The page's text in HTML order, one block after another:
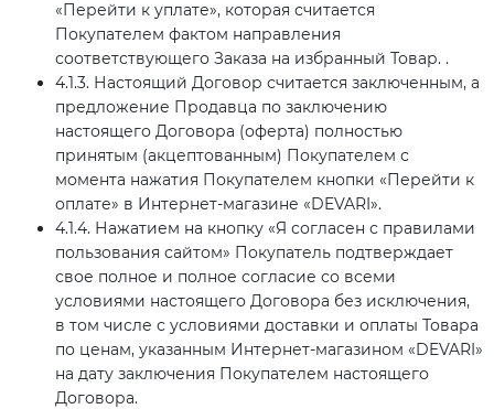
«Перейти к уплате», которая считается
Покупателем фактом направления
соответствующего Заказа на избранный Товар. .
4.1.3. Настоящий Договор считается заключенным, а
предложение Продавца по заключению
настоящего Договора (оферта) полностью
принятым (акцептованным) Покупателем с
момента нажатия Покупателем кнопки «Перейти к
оплате» в Интернет-магазине «DEVARI».
4.1.4. Нажатием на кнопку «Я согласен с правилами
пользования сайтом» Покупатель подтверждает
свое полное и полное согласие со всеми
условиями настоящего Договора без исключения,
в том числе с условиями доставки и оплаты Товара
по ценам, указанным Интернет-магазином «DEVARI»
на дату заключения Покупателем настоящего
Договора.